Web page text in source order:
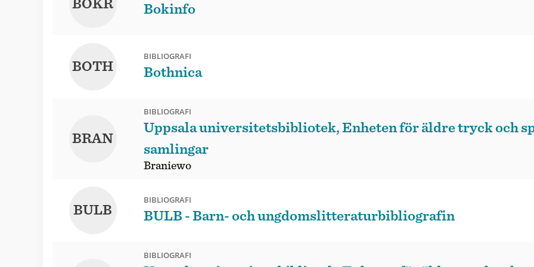
BOKR Bokinfo
BOTH
BIBLIOGRAFI
Bothnica
BRAN
BIBLIOGRAFI
Uppsala universitetsbibliotek, Enheten för äldre tryck och
samlingar
Braniewo
BULB
BIBLIOGRAFI
BULB - Barn- och ungdomslitteraturbibliografin
BIBLIOGRAFI